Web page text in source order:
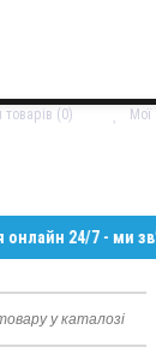
Мої
товарів (0)
24/7 - ми